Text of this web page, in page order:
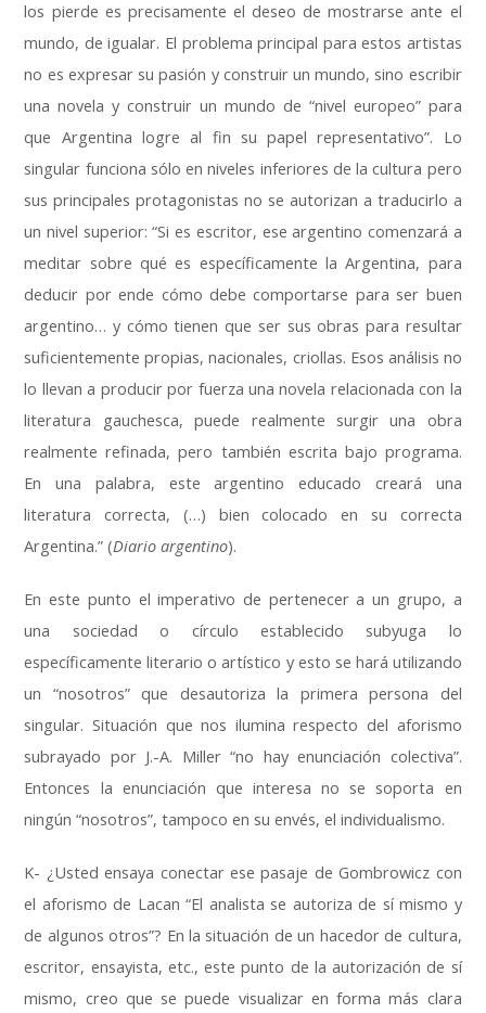
los pierde es precisamente el deseo de mostrarse ante el
mundo, de igualar. El problema principal para estos artistas
no es expresar su pasión y construir un mundo, sino escribir
una novela y construir un mundo de “nivel europeo” para
que Argentina logre al fin su papel representativo”. Lo
singular funciona sólo en niveles inferiores de la cultura pero
sus principales protagonistas no se autorizan a traducirlo a
un nivel superior: “Si es escritor, ese argentino comenzará a
meditar sobre qué es específicamente la Argentina, para
deducir por ende cómo debe comportarse para ser buen
argentino… y cómo tienen que ser sus obras para resultar
suficientemente propias, nacionales, criollas. Esos análisis no
lo llevan a producir por fuerza una novela relacionada con la
literatura gauchesca, puede realmente surgir una obra
realmente refinada, pero también escrita bajo programa.
En una palabra, este argentino educado creará una
literatura correcta, (…) bien colocado en su correcta
Argentina.” (Diario argentino).
En este punto el imperativo de pertenecer a un grupo, a
una sociedad o círculo establecido subyuga lo
específicamente literario o artístico y esto se hará utilizando
un “nosotros” que desautoriza la primera persona del
singular. Situación que nos ilumina respecto del aforismo
subrayado por J.-A. Miller “no hay enunciación colectiva”.
Entonces la enunciación que interesa no se soporta en
ningún “nosotros”, tampoco en su envés, el individualismo.
K- ¿Usted ensaya conectar ese pasaje de Gombrowicz con
el aforismo de Lacan “El analista se autoriza de sí mismo y
de algunos otros”? En la situación de un hacedor de cultura,
escritor, ensayista, etc., este punto de la autorización de sí
mismo, creo que se puede visualizar en forma más clara